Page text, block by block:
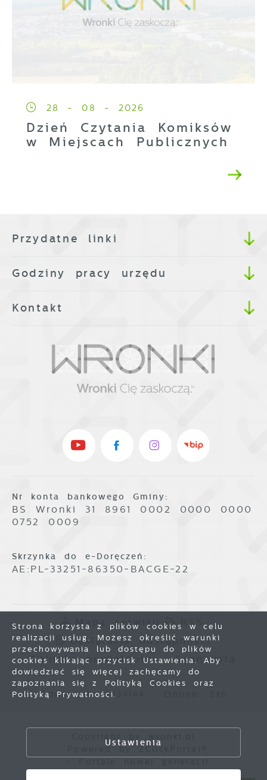
28 - 08 - 2026
Dzień Czytania Komiksów
w Miejscach Publicznych
Przydatne linki
Godziny pracy urzędu
Kontakt
Nr konta bankowego Gminy:
BS Wronki 31 8961 0002 0000 0000
0752 0009
Skrzynka do e-Doręczeń:
AE:PL-33251-86350-BACGE-22
Mapa serwisu
RSS
Deklaracja dostępności
Polityka prywatności
Sygnalista
Odwiedzin: 3834144
Strona korzysta z plików cookies w celu
realizacji usług. Możesz określić warunki
przechowywania lub dostępu do plików
cookies klikając przycisk Ustawienia. Aby
dowiedzieć się więcej zachęcamy do
zapoznania się z Polityką Cookies oraz
Polityką Prywatności.
Ustawienia
Zezwól na wszystkie